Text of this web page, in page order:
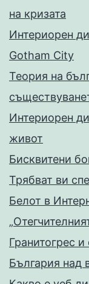
на кризата
Интериорен
Gotham City
Теория на
Интериорен
живот
Бисквитени
Трябват ви
Белот в
Гранитогрес и
България над